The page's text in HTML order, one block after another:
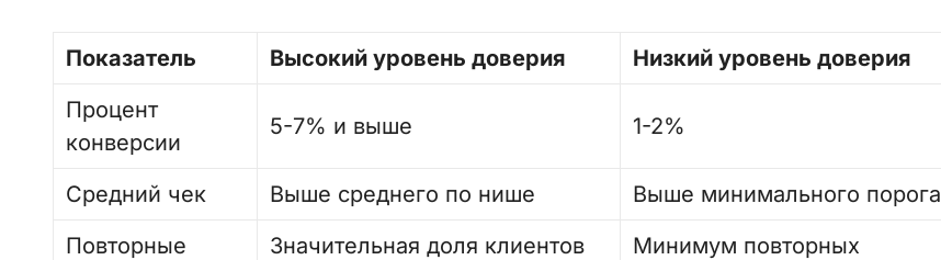
Показатель Высокий уровень доверия
Низкий уровень доверия
Процент
конверсии
5-7% и выше 1-2%
Средний чек Выше среднего по нише
Выше минимального порога
Повторные
Значительная доля клиентов
Минимум повторных